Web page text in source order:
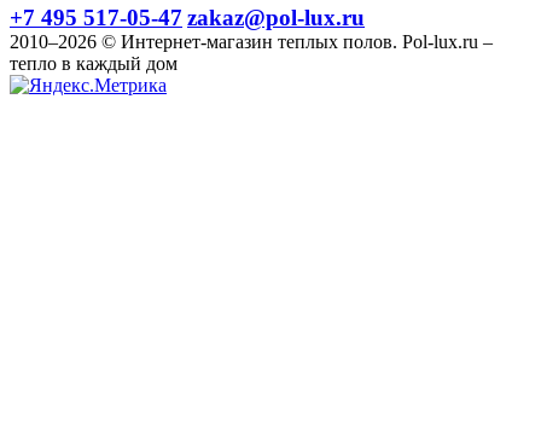
+7 495 517-05-47 zakaz@pol-lux.ru
2010–2026 © Интернет-магазин теплых полов. Pol-lux.ru –
тепло в каждый дом